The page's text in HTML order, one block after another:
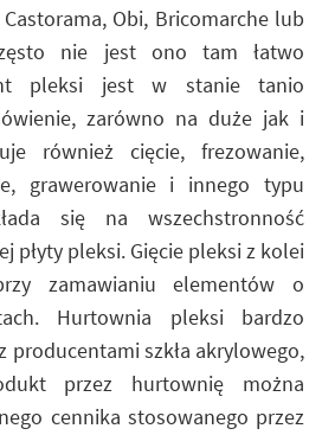
Obi, Bricomarche lub
nie jest ono tam łatwo
pleksi jest w stanie tanio
zarówno na duże jak i
również cięcie, frezowanie,
grawerowanie i innego typu
się na wszechstronność
płyty pleksi. Gięcie pleksi z kolei
zamawianiu elementów o
Hurtownia pleksi bardzo
producentami szkła akrylowego,
przez hurtownię można
cennika stosowanego przez